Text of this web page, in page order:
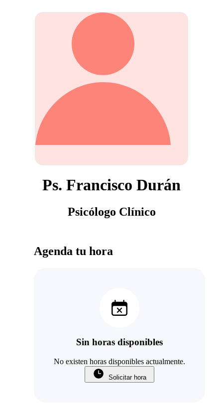
Ps. Francisco Durán
Psicólogo Clínico
Agenda tu hora
Sin horas disponibles
No existen horas disponibles actualmente.
Solicitar hora